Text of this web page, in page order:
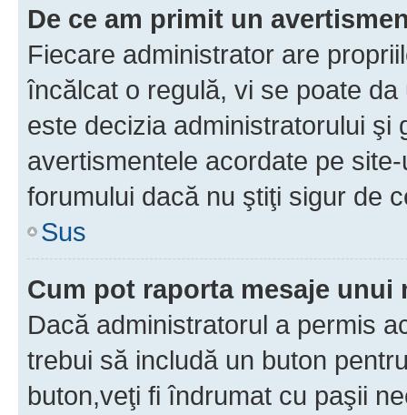
De ce am primit un
Fiecare administrator are
încălcat o regulă, vi se poate
este decizia administratorului şi
avertismentele acordate pe
forumului dacă nu ştiţi sigur de
Sus
Cum pot raporta mesaje unui
Dacă administratorul a permis
trebui să includă un buton
buton,veţi fi îndrumat cu paşii